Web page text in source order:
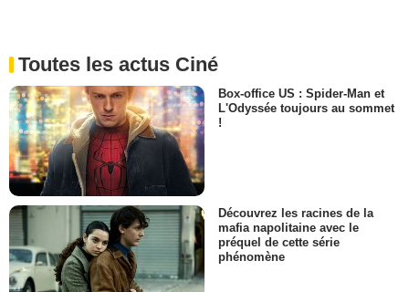
Toutes les actus Ciné
Box-office US : Spider-Man et
L'Odyssée toujours au sommet
!
Découvrez les racines de la
mafia napolitaine avec le
préquel de cette série
phénomène